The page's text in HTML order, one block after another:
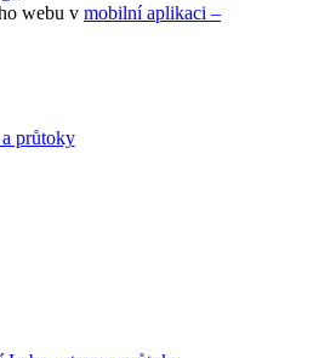
webu v mobilní aplikaci –